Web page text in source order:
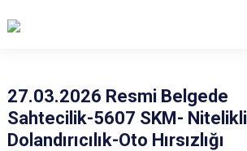
27.03.2026 Resmi Belgede
Sahtecilik-5607 SKM- Nitelikli
Dolandırıcılık-Oto Hırsızlığı